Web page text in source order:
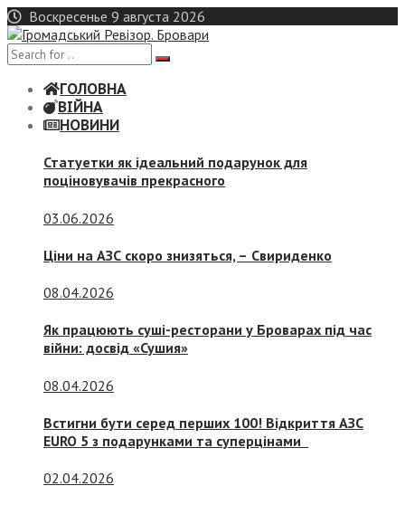
Skip
to
content
Воскресенье 9 августа 2026
ГОЛОВНА
ВІЙНА
НОВИНИ
Статуетки як ідеальний подарунок для
поціновувачів прекрасного
03.06.2026
Ціни на АЗС скоро знизяться, – Свириденко
08.04.2026
Як працюють суші-ресторани у Броварах під час
війни: досвід «Сушия»
08.04.2026
Встигни бути серед перших 100! Відкриття АЗС
EURO 5 з подарунками та суперцінами
02.04.2026